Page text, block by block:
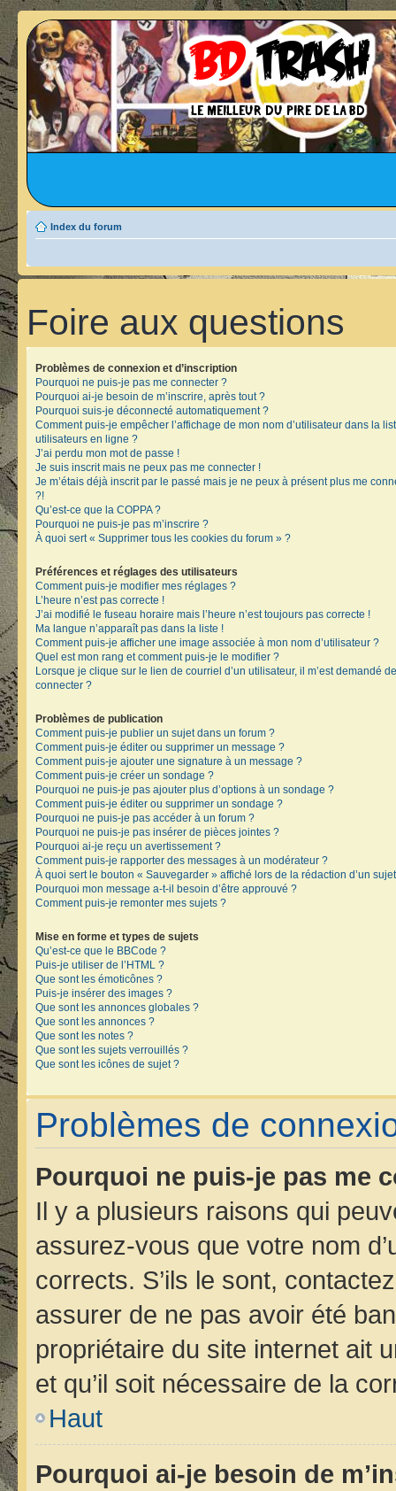
Index du forum
Foire aux questions
Problèmes de connexion et d’inscription
Pourquoi ne puis-je pas me connecter ?
Pourquoi ai-je besoin de m’inscrire, après tout ?
Pourquoi suis-je déconnecté automatiquement ?
Comment puis-je empêcher l’affichage de mon nom d’utilisateur dans la
utilisateurs en ligne ?
J’ai perdu mon mot de passe !
Je suis inscrit mais ne peux pas me connecter !
Je m’étais déjà inscrit par le passé mais je ne peux à présent plus me
?!
Qu’est-ce que la COPPA ?
Pourquoi ne puis-je pas m’inscrire ?
À quoi sert « Supprimer tous les cookies du forum » ?
Préférences et réglages des utilisateurs
Comment puis-je modifier mes réglages ?
L’heure n’est pas correcte !
J’ai modifié le fuseau horaire mais l’heure n’est toujours pas correcte !
Ma langue n’apparaît pas dans la liste !
Comment puis-je afficher une image associée à mon nom d’utilisateur ?
Quel est mon rang et comment puis-je le modifier ?
Lorsque je clique sur le lien de courriel d’un utilisateur, il m’est demandé
connecter ?
Problèmes de publication
Comment puis-je publier un sujet dans un forum ?
Comment puis-je éditer ou supprimer un message ?
Comment puis-je ajouter une signature à un message ?
Comment puis-je créer un sondage ?
Pourquoi ne puis-je pas ajouter plus d’options à un sondage ?
Comment puis-je éditer ou supprimer un sondage ?
Pourquoi ne puis-je pas accéder à un forum ?
Pourquoi ne puis-je pas insérer de pièces jointes ?
Pourquoi ai-je reçu un avertissement ?
Comment puis-je rapporter des messages à un modérateur ?
À quoi sert le bouton « Sauvegarder » affiché lors de la rédaction d’un
Pourquoi mon message a-t-il besoin d’être approuvé ?
Comment puis-je remonter mes sujets ?
Mise en forme et types de sujets
Qu’est-ce que le BBCode ?
Puis-je utiliser de l’HTML ?
Que sont les émoticônes ?
Puis-je insérer des images ?
Que sont les annonces globales ?
Que sont les annonces ?
Que sont les notes ?
Que sont les sujets verrouillés ?
Que sont les icônes de sujet ?
Problèmes de
Pourquoi ne puis-je pas me
Il y a plusieurs raisons qui
assurez-vous que votre nom
corrects. S’ils le sont,
assurer de ne pas avoir été
propriétaire du site internet ait
et qu’il soit nécessaire de la
Haut
Pourquoi ai-je besoin de